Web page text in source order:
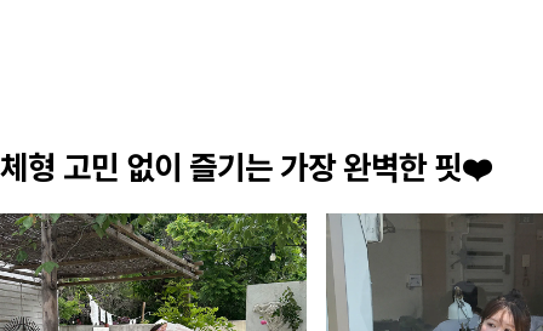
체형 고민 없이 즐기는 가장 완벽한 핏❤️